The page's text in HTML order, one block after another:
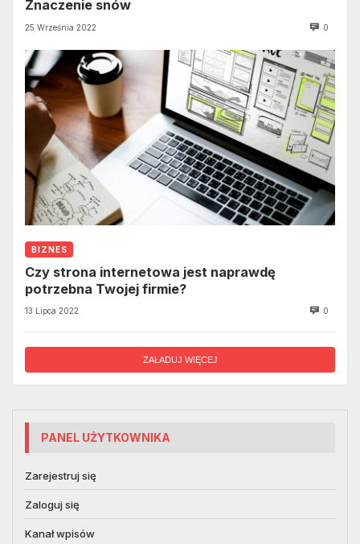
Znaczenie snów
25 Września 2022 0
BIZNES
Czy strona internetowa jest naprawdę
potrzebna Twojej firmie?
13 Lipca 2022 0
ZAŁADUJ WIĘCEJ
PANEL UŻYTKOWNIKA
Zarejestruj się
Zaloguj się
Kanał wpisów